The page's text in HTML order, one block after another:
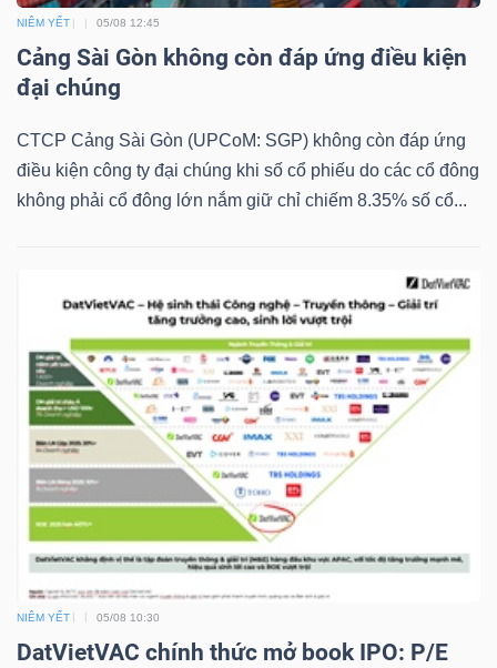
NIÊM YẾT 05/08 12:45
Cảng Sài Gòn không còn đáp ứng điều kiện
đại chúng
CTCP Cảng Sài Gòn (UPCoM: SGP) không còn đáp ứng
điều kiện công ty đại chúng khi số cổ phiếu do các cổ đông
không phải cổ đông lớn nắm giữ chỉ chiếm 8.35% số cổ...
NIÊM YẾT 05/08 10:30
DatVietVAC chính thức mở book IPO: P/E
NĂNG
LƯỢNG
NGUYÊN
CÔNG
NGHIỆP
TIÊU
KHÔNG
THIẾT